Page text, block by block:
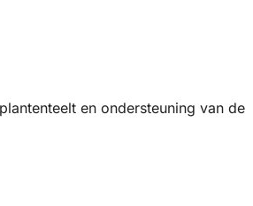
en ondersteuning van de